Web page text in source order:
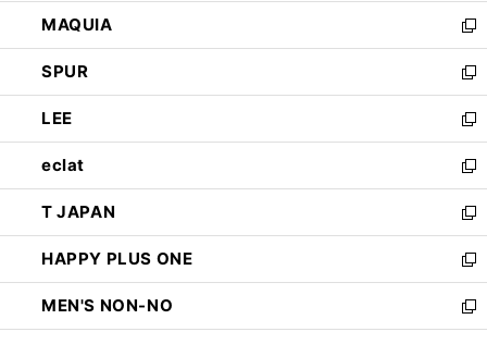
ド
ウ
で
開
く
ウ
ィ
ン
ド
ウ
で
開
く
し
い
ウ
ィ
ン
ド
ウ
で
開
く
MAQUIA
新
し
い
ウ
ィ
ン
ド
ウ
で
開
く
SPUR
新
し
い
ウ
ィ
ン
ド
ウ
で
開
く
LEE
新
し
い
ウ
ィ
ン
ド
ウ
で
開
eclat
新
し
い
ウ
ィ
ン
ド
ウ
T JAPAN
新
し
い
ウ
ィ
ン
HAPPY PLUS ONE
新
し
い
ウ
MEN'S NON-NO
新
し